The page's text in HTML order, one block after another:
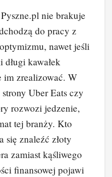
nie brakuje
do pracy z
nawet jeśli
kawałek
im zrealizować. W
Uber Eats czy
rozwozi jedzenie,
tej branży. Kto
się znaleźć złoty
zamiast kąśliwego
finansowej pojawi